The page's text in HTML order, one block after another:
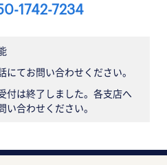
1742-7234
にてお問い合わせください。
付は終了しました。各支店へ
い合わせください。